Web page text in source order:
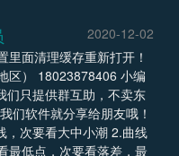
2020-12-02
里面清理缓存重新打开！
区） 18023878406 小编
们只提供群互助，不卖东
们软件就分享给朋友哦！
，次要看大中小潮 2.曲线
最低点，次要看落差，最